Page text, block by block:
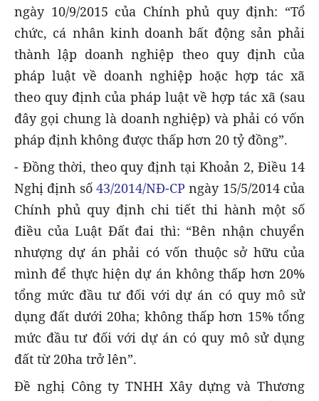
ngày 10/9/2015 của Chính phủ quy định: “Tổ
chức, cá nhân kinh doanh bất động sản phải
thành lập doanh nghiệp theo quy định của
pháp luật về doanh nghiệp hoặc hợp tác xã
theo quy định của pháp luật về hợp tác xã (sau
đây gọi chung là doanh nghiệp) và phải có vốn
pháp định không được thấp hơn 20 tỷ đồng”.
- Đồng thời, theo quy định tại Khoản 2, Điều 14
Nghị định số 43/2014/NĐ-CP ngày 15/5/2014 của
Chính phủ quy định chi tiết thi hành một số
điều của Luật Đất đai thì: “Bên nhận chuyển
nhượng dự án phải có vốn thuộc sở hữu của
mình để thực hiện dự án không thấp hơn 20%
tổng mức đầu tư đối với dự án có quy mô sử
dụng đất dưới 20ha; không thấp hơn 15% tổng
mức đầu tư đối với dự án có quy mô sử dụng
đất từ 20ha trở lên”.
Đề nghị Công ty TNHH Xây dựng và Thương